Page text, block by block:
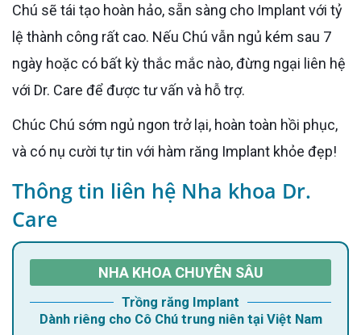
Chú sẽ tái tạo hoàn hảo, sẵn sàng cho Implant với tỷ
lệ thành công rất cao. Nếu Chú vẫn ngủ kém sau 7
ngày hoặc có bất kỳ thắc mắc nào, đừng ngại liên hệ
với Dr. Care để được tư vấn và hỗ trợ.
Chúc Chú sớm ngủ ngon trở lại, hoàn toàn hồi phục,
và có nụ cười tự tin với hàm răng Implant khỏe đẹp!
Thông tin liên hệ Nha khoa Dr.
Care
NHA KHOA CHUYÊN SÂU
Trồng răng Implant
Dành riêng cho Cô Chú trung niên tại Việt Nam